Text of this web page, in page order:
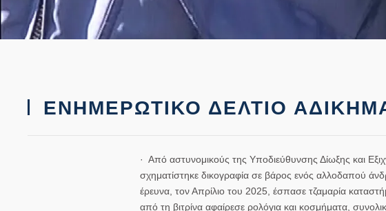
ΕΝΗΜΕΡΩΤΙΚΟ ΔΕΛΤΙΟ
· Από αστυνομικούς της Υποδιεύθυνσης Δίωξης και
σχηματίστηκε δικογραφία σε βάρος ενός αλλοδαπού
έρευνα, τον Απρίλιο του 2025, έσπασε τζαμαρία
από τη βιτρίνα αφαίρεσε ρολόγια και κοσμήματα,